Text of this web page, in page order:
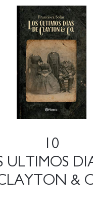
10
ULTIMOS
&